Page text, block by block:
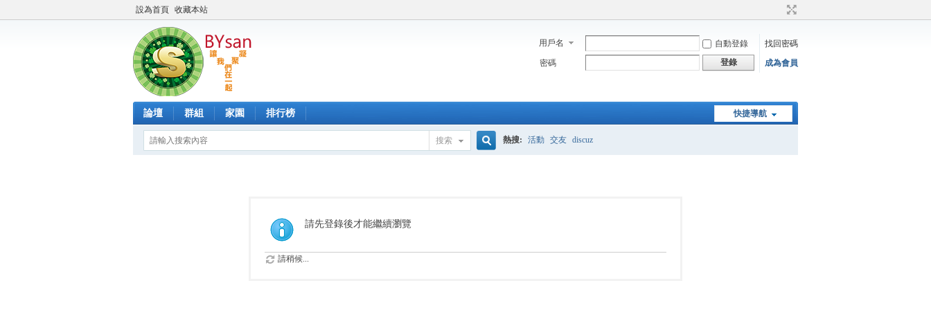
設為首頁 收藏本站
用戶名 自動登錄
找回密碼
密碼
登錄 成為會員
快捷導航
論壇 群組 家園 排行榜
搜索 熱搜: 活動 交友 discuz
請先登錄後才能繼續瀏覽
請稍候...